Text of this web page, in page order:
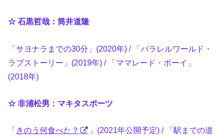
☆ 石黒哲哉：筒井道隆
「サヨナラまでの30分」(2020年) / 「パラレルワールド・
ラブストーリー」(2019年) / 「ママレード・ボーイ」
(2018年)
☆ 非浦松男：マキタスポーツ
「 きのう何食べた？
」(2021年公開予定) / 「駅までの道